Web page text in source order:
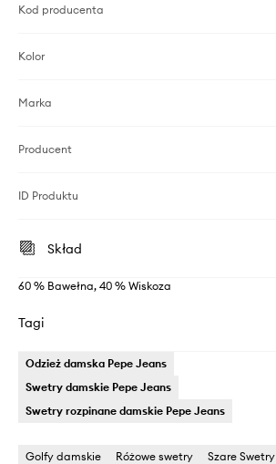
Kod producenta
Kolor
Marka
Producent
ID Produktu
Skład
60 % Bawełna, 40 % Wiskoza
Tagi
Odzież damska Pepe Jeans
Swetry damskie Pepe Jeans
Swetry rozpinane damskie Pepe Jeans
Golfy damskie Różowe swetry Szare Swetry